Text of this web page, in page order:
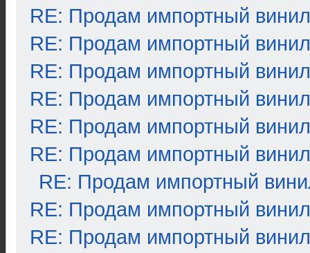
RE: Продам импортный винил
RE: Продам импортный винил
RE: Продам импортный винил
RE: Продам импортный винил
RE: Продам импортный винил
RE: Продам импортный винил
RE: Продам импортный
RE: Продам импортный винил
RE: Продам импортный винил